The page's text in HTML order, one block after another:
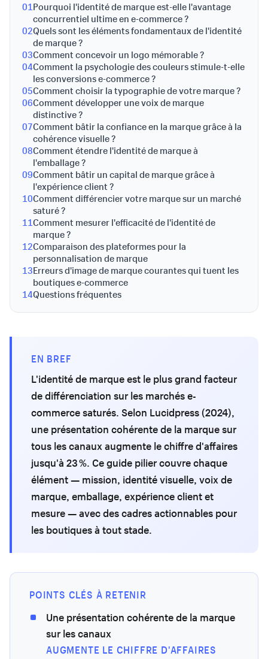
01Pourquoi l'identité de marque est-elle l'avantage
concurrentiel ultime en e-commerce ?
02Quels sont les éléments fondamentaux de l'identité
de marque ?
03Comment concevoir un logo mémorable ?
04Comment la psychologie des couleurs stimule-t-elle
les conversions e-commerce ?
05Comment choisir la typographie de votre marque ?
06Comment développer une voix de marque
distinctive ?
07Comment bâtir la confiance en la marque grâce à la
cohérence visuelle ?
08Comment étendre l'identité de marque à
l'emballage ?
09Comment bâtir un capital de marque grâce à
l'expérience client ?
10Comment différencier votre marque sur un marché
saturé ?
11Comment mesurer l'efficacité de l'identité de
marque ?
12Comparaison des plateformes pour la
personnalisation de marque
13Erreurs d'image de marque courantes qui tuent les
boutiques e-commerce
14Questions fréquentes
EN BREF
L'identité de marque est le plus grand facteur
de différenciation sur les marchés e-
commerce saturés. Selon Lucidpress (2024),
une présentation cohérente de la marque sur
tous les canaux augmente le chiffre d'affaires
jusqu'à 23 %. Ce guide pilier couvre chaque
élément — mission, identité visuelle, voix de
marque, emballage, expérience client et
mesure — avec des cadres actionnables pour
les boutiques à tout stade.
POINTS CLÉS À RETENIR
Une présentation cohérente de la marque
sur les canaux
AUGMENTE LE CHIFFRE D'AFFAIRES